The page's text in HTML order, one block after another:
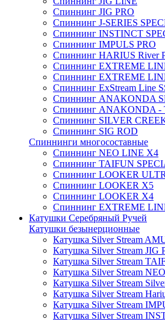
Спиннинг JIG PRO
Спиннинг J-SERIES
Спиннинг INSTINCT
Спиннинг IMPULS PRO
Спиннинг HARIUS River
Спиннинг EXTREME
Спиннинг EXTREME
Спиннинг ExStream Line
Спиннинг ANAKONDA
Спиннинг ANAKONDA -
Спиннинг SILVER
Спиннинг SIG ROD
Спиннинги многосоставные
Спиннинг NEO LINE X4
Спиннинг TAIFUN
Спиннинг LOOKER
Спиннинг LOOKER X5
Спиннинг LOOKER X4
Спиннинг EXTREME
Катушки Серебряный Ручей
Катушки безынерционные
Катушка Silver Stream
Катушка Silver Stream JIG
Катушка Silver Stream
Катушка Silver Stream
Катушка Silver Stream
Катушка Silver Stream
Катушка Silver Stream
Катушка Silver Stream